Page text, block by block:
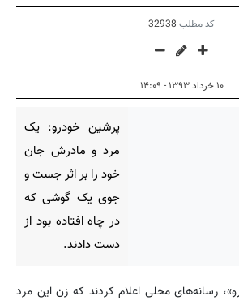
کد مطلب 32938
۱۰ خرداد ۱۳۹۳ - ۱۴:۰۹
پرشین خودرو: یک
مرد و مادرش جان
خود را بر اثر جست‌ و
جوی یک گوشی که
در چاه افتاده بود از
دست دادند.
رسانه‌های محلی اعلام کردند که زن این مرد